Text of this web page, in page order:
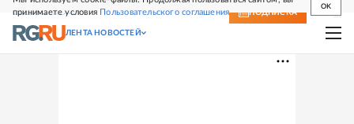
принимаете условия Пользовательского соглашения
OK
СВЕЖИЙ НОМЕР ПОДПИСКА
ЛЕНТА НОВОСТЕЙ